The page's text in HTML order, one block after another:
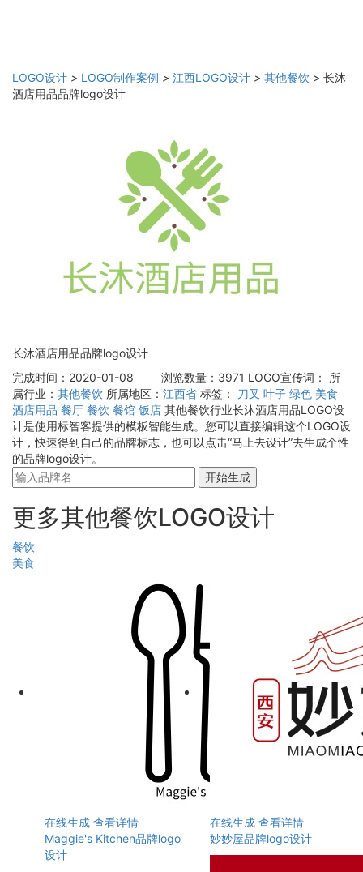
LOGO设计 > LOGO制作案例 > 江西LOGO设计 > 其他餐饮 > 长沐
酒店用品品牌logo设计
长沐酒店用品品牌logo设计
完成时间：2020-01-08
浏览数量：3971 LOGO宣传词：
所
属行业： 其他餐饮 所属地区： 江西省 标签： 刀叉 叶子 绿色 美食
酒店用品 餐厅 餐饮 餐馆 饭店 其他餐饮行业长沐酒店用品LOGO设
计是使用标智客提供的模板智能生成。您可以直接编辑这个LOGO设
计，快速得到自己的品牌标志，也可以点击“马上去设计”去生成个性
的品牌logo设计。
开始生成
更多其他餐饮LOGO设计
餐饮
美食
在线生成 查看详情
Maggie's Kitchen品牌logo
设计
在线生成 查看详情
妙妙屋品牌logo设计